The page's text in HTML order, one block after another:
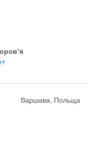
Варшава, Польща